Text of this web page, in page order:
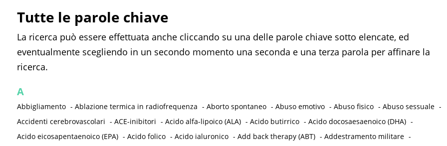
Tutte le parole chiave
La ricerca può essere effettuata anche cliccando su una delle parole chiave sotto elencate, ed
eventualmente scegliendo in un secondo momento una seconda e una terza parola per affinare la
ricerca.
A
Abbigliamento - Ablazione termica in radiofrequenza - Aborto spontaneo - Abuso emotivo - Abuso fisico - Abuso sessuale -
Accidenti cerebrovascolari - ACE-inibitori - Acido alfa-lipoico (ALA) - Acido butirrico - Acido docosaesaenoico (DHA) -
Acido eicosapentaenoico (EPA) - Acido folico - Acido ialuronico - Add back therapy (ABT) - Addestramento militare -